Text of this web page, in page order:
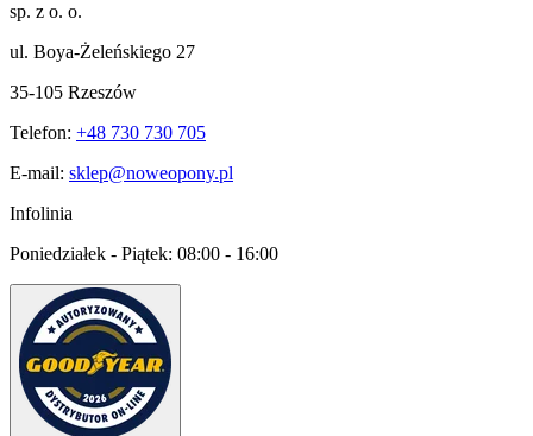
sp. z o. o.
ul. Boya-Żeleńskiego 27
35-105 Rzeszów
Telefon: +48 730 730 705
E-mail: sklep@noweopony.pl
Infolinia
Poniedziałek - Piątek: 08:00 - 16:00